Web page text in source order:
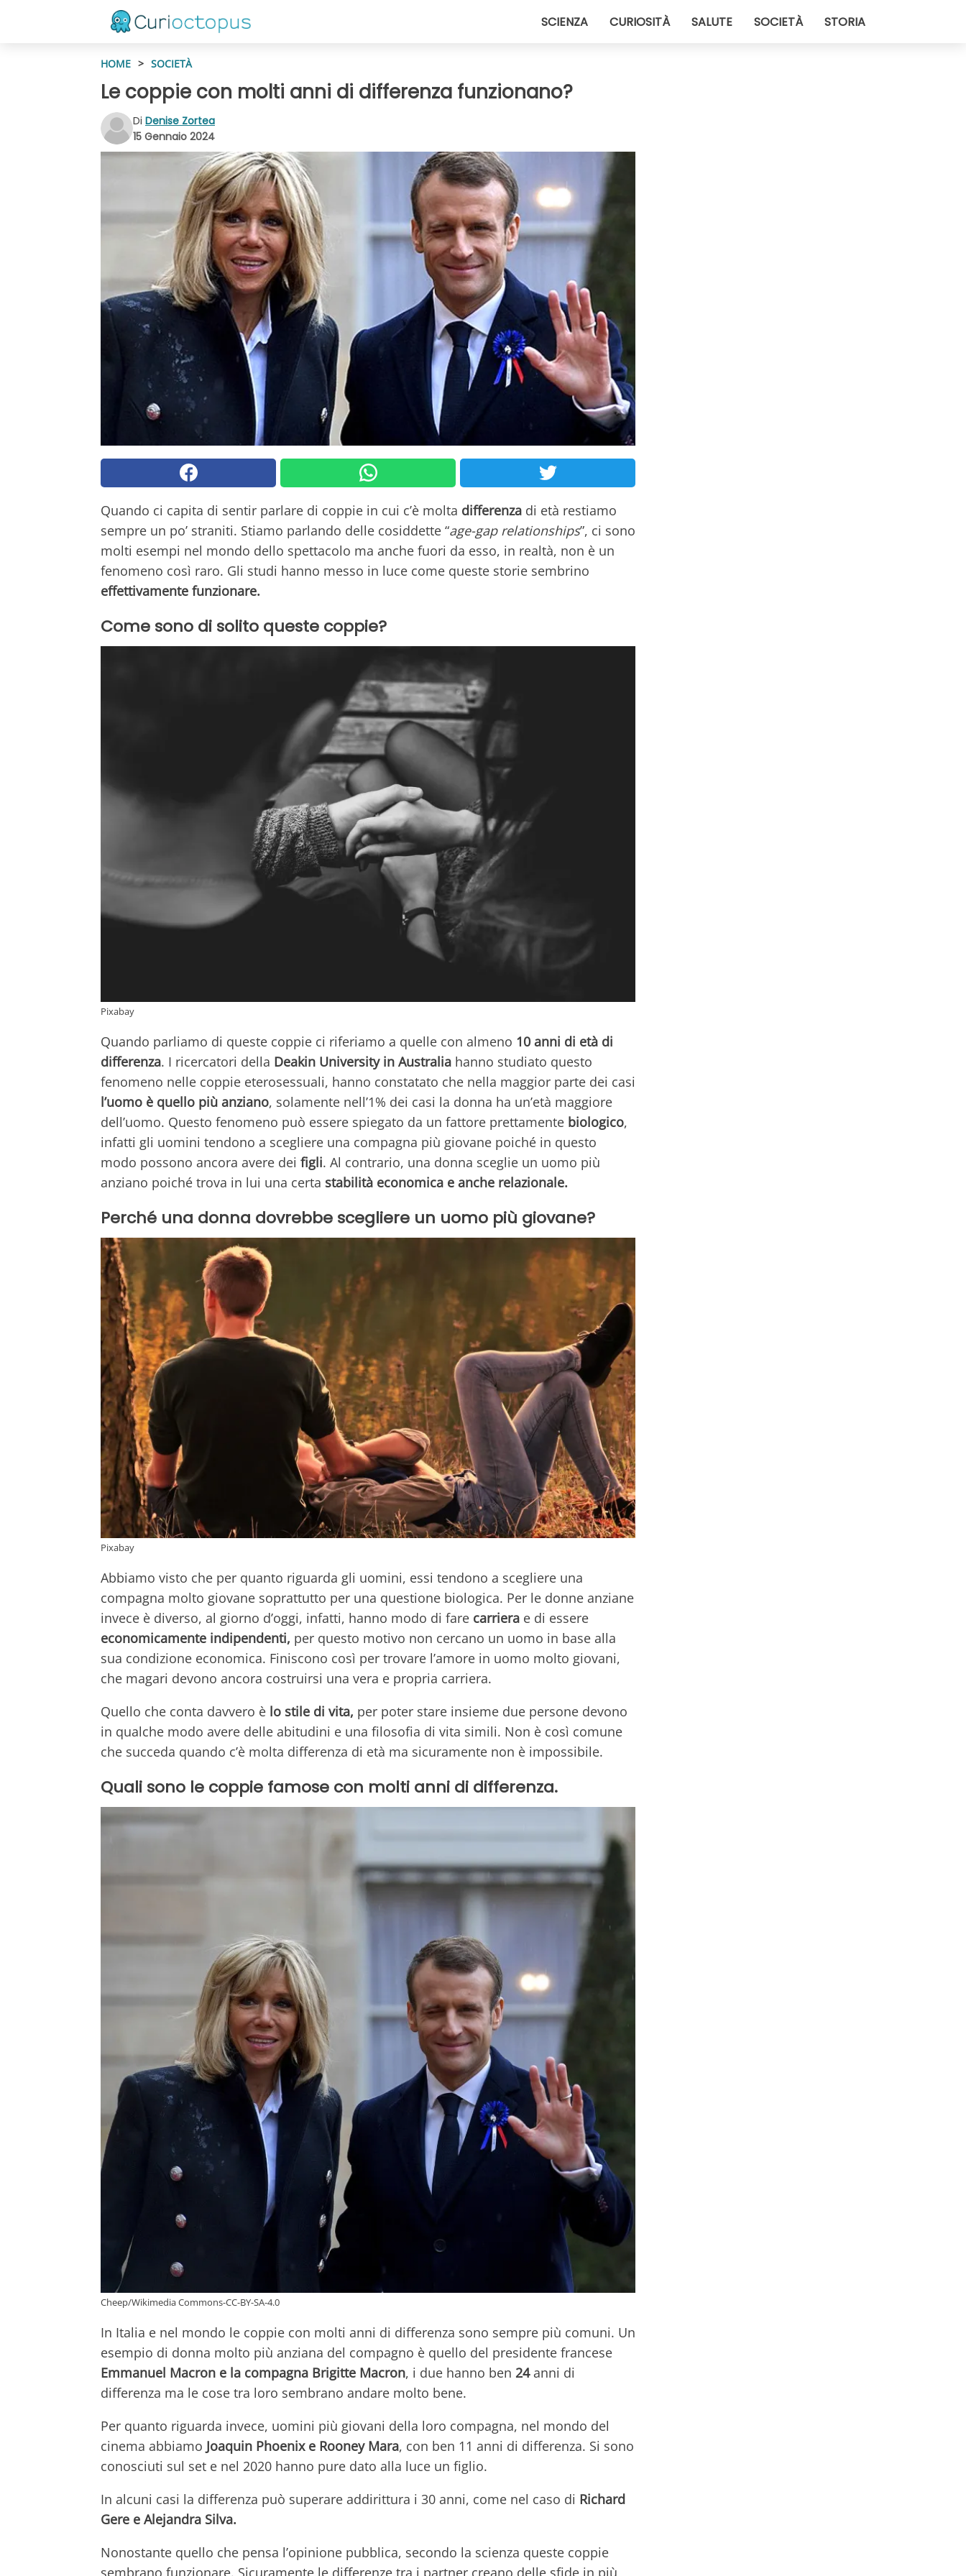
SCIENZA CURIOSITÀ SALUTE SOCIETÀ STORIA
HOME > SOCIETÀ
Le coppie con molti anni di differenza funzionano?
Di Denise Zortea
15 Gennaio 2024
Quando ci capita di sentir parlare di coppie in cui c’è molta differenza di età restiamo
sempre un po’ straniti. Stiamo parlando delle cosiddette “age-gap relationships”, ci sono
molti esempi nel mondo dello spettacolo ma anche fuori da esso, in realtà, non è un
fenomeno così raro. Gli studi hanno messo in luce come queste storie sembrino
effettivamente funzionare.
Come sono di solito queste coppie?
Pixabay
Quando parliamo di queste coppie ci riferiamo a quelle con almeno 10 anni di età di
differenza. I ricercatori della Deakin University in Australia hanno studiato questo
fenomeno nelle coppie eterosessuali, hanno constatato che nella maggior parte dei casi
l’uomo è quello più anziano, solamente nell’1% dei casi la donna ha un’età maggiore
dell’uomo. Questo fenomeno può essere spiegato da un fattore prettamente biologico,
infatti gli uomini tendono a scegliere una compagna più giovane poiché in questo
modo possono ancora avere dei figli. Al contrario, una donna sceglie un uomo più
anziano poiché trova in lui una certa stabilità economica e anche relazionale.
Perché una donna dovrebbe scegliere un uomo più giovane?
Pixabay
Abbiamo visto che per quanto riguarda gli uomini, essi tendono a scegliere una
compagna molto giovane soprattutto per una questione biologica. Per le donne anziane
invece è diverso, al giorno d’oggi, infatti, hanno modo di fare carriera e di essere
economicamente indipendenti, per questo motivo non cercano un uomo in base alla
sua condizione economica. Finiscono così per trovare l’amore in uomo molto giovani,
che magari devono ancora costruirsi una vera e propria carriera.
Quello che conta davvero è lo stile di vita, per poter stare insieme due persone devono
in qualche modo avere delle abitudini e una filosofia di vita simili. Non è così comune
che succeda quando c’è molta differenza di età ma sicuramente non è impossibile.
Quali sono le coppie famose con molti anni di differenza.
Cheep/Wikimedia Commons-CC-BY-SA-4.0
In Italia e nel mondo le coppie con molti anni di differenza sono sempre più comuni. Un
esempio di donna molto più anziana del compagno è quello del presidente francese
Emmanuel Macron e la compagna Brigitte Macron, i due hanno ben 24anni di
differenza ma le cose tra loro sembrano andare molto bene.
Per quanto riguarda invece, uomini più giovani della loro compagna, nel mondo del
cinema abbiamo Joaquin Phoenix e Rooney Mara, con ben 11 anni di differenza. Si sono
conosciuti sul set e nel 2020 hanno pure dato alla luce un figlio.
In alcuni casi la differenza può superare addirittura i 30 anni, come nel caso di Richard
Gere e Alejandra Silva.
Nonostante quello che pensa l’opinione pubblica, secondo la scienza queste coppie
sembrano funzionare. Sicuramente le differenze tra i partner creano delle sfide in più,